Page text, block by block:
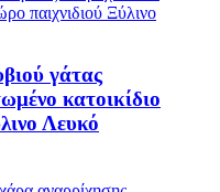
γάτας
κατοικίδιο
Λευκό